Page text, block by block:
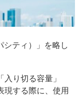
シティ）」を略し
入り切る容量」
現する際に、使用